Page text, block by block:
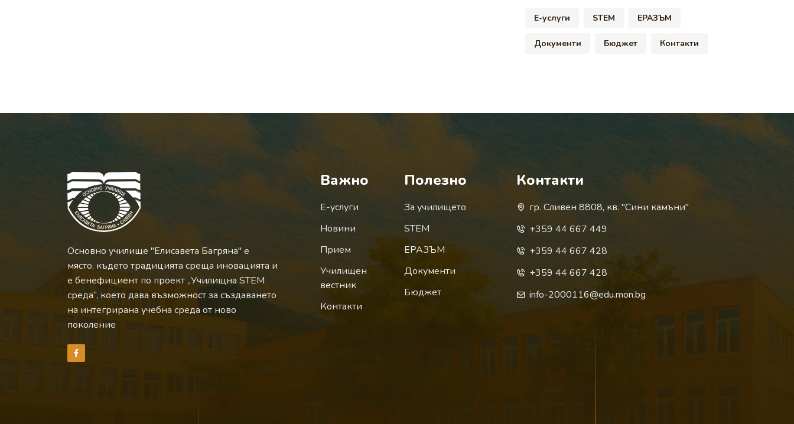
Е-услуги STEM ЕРАЗЪМ
Документи Бюджет Контакти
Основно училище "Елисавета Багряна" е
място, където традицията среща иновацията и
е бенефициент по проект „Училищна STEM
среда“, което дава възможност за създаването
на интегрирана учебна среда от ново
поколение
Важно
Е-услуги
Новини
Прием
Училищен
вестник
Контакти
Полезно
За училището
STEM
ЕРАЗЪМ
Документи
Бюджет
Контакти
гр. Сливен 8808, кв. "Сини камъни"
+359 44 667 449
+359 44 667 428
+359 44 667 428
info-2000116@edu.mon.bg